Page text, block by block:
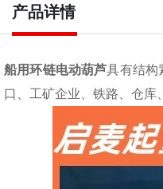
产品详情
船用环链电动葫芦具有结构
口、工矿企业、铁路、仓库